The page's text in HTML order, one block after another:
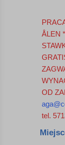
ÅLEN
OD
tel.